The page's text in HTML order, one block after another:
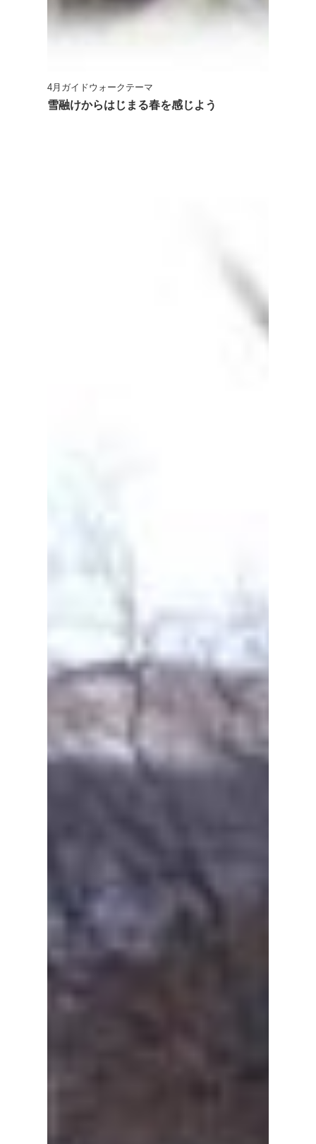
4月ガイドウォークテーマ
雪融けからはじまる春を感じよう